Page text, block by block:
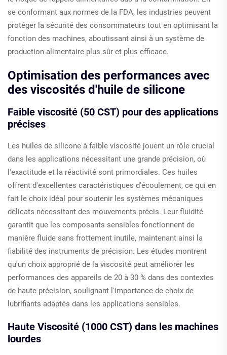
se conformant aux normes de la FDA, les industries peuvent
protéger la sécurité des consommateurs tout en optimisant la
fonction des machines, aboutissant ainsi à un système de
production alimentaire plus sûr et plus efficace.
Optimisation des performances avec
des viscosités d'huile de silicone
Faible viscosité (50 CST) pour des applications
précises
Les huiles de silicone à faible viscosité jouent un rôle crucial
dans les applications nécessitant une grande précision, où
l'exactitude et la réactivité sont primordiales. Ces huiles
offrent d'excellentes caractéristiques d'écoulement, ce qui en
fait le choix idéal pour soutenir les systèmes mécaniques
délicats nécessitant des mouvements précis. Leur fluidité
garantit que les composants sensibles fonctionnent de
manière fluide sans frottement inutile, maintenant ainsi la
fiabilité des instruments de précision. Les études montrent
qu'un choix approprié de la viscosité peut améliorer les
performances des appareils de 20 à 30 % dans des contextes
de haute précision, soulignant l'importance de choix de
lubrifiants adaptés dans les applications sensibles.
Haute Viscosité (1000 CST) dans les machines
lourdes